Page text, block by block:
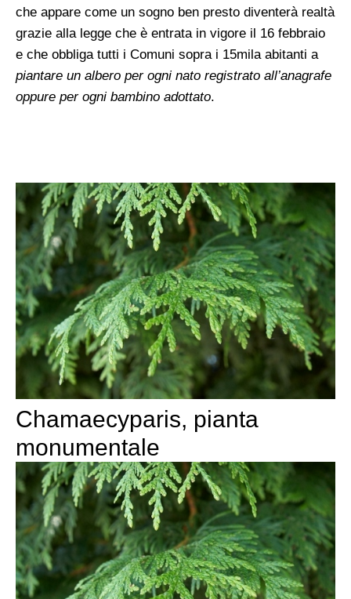
che appare come un sogno ben presto diventerà realtà
grazie alla legge che è entrata in vigore il 16 febbraio
e che obbliga tutti i Comuni sopra i 15mila abitanti a
piantare un albero per ogni nato registrato all’anagrafe
oppure per ogni bambino adottato.
Chamaecyparis, pianta
monumentale